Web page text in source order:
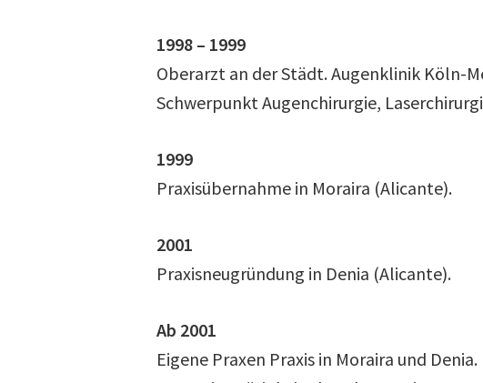
1998 – 1999
Oberarzt an der Städt. Augenklinik Köln-
Schwerpunkt Augenchirurgie,
1999
Praxisübernahme in Moraira (Alicante).
2001
Praxisneugründung in Denia (Alicante).
Ab 2001
Eigene Praxen Praxis in Moraira und Denia.